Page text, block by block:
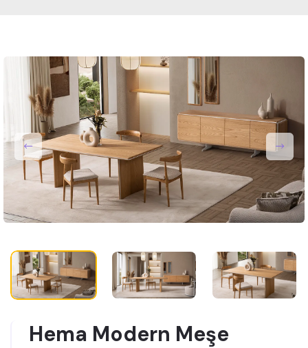
Hema Modern Meşe